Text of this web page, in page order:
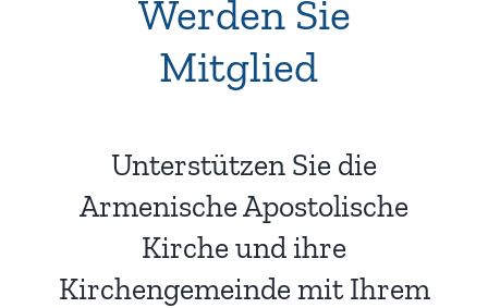
Werden Sie
Mitglied
Unterstützen Sie die
Armenische Apostolische
Kirche und ihre
Kirchengemeinde mit Ihrem